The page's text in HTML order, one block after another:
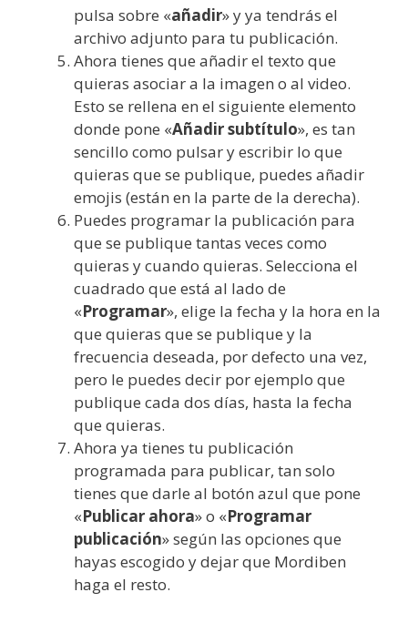
pulsa sobre «añadir» y ya tendrás el
archivo adjunto para tu publicación.
Ahora tienes que añadir el texto que
quieras asociar a la imagen o al video.
Esto se rellena en el siguiente elemento
donde pone «Añadir subtítulo», es tan
sencillo como pulsar y escribir lo que
quieras que se publique, puedes añadir
emojis (están en la parte de la derecha).
Puedes programar la publicación para
que se publique tantas veces como
quieras y cuando quieras. Selecciona el
cuadrado que está al lado de
«Programar», elige la fecha y la hora en la
que quieras que se publique y la
frecuencia deseada, por defecto una vez,
pero le puedes decir por ejemplo que
publique cada dos días, hasta la fecha
que quieras.
Ahora ya tienes tu publicación
programada para publicar, tan solo
tienes que darle al botón azul que pone
«Publicar ahora» o «Programar
publicación» según las opciones que
hayas escogido y dejar que Mordiben
haga el resto.